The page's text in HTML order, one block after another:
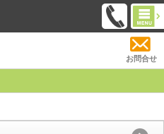
お問合せ